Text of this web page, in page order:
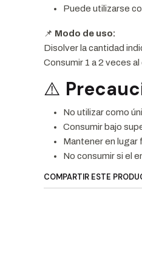
Puede utilizarse
📌 Modo de uso:
Disolver la cantidad
Consumir 1 a 2 veces
⚠️
No utilizar como
Consumir bajo
Mantener en lugar
No consumir si el
COMPARTIR ESTE